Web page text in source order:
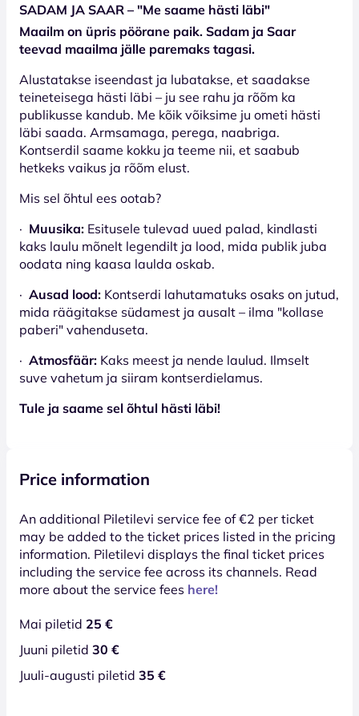
SADAM JA SAAR – "Me saame hästi läbi"
Maailm on üpris pöörane paik. Sadam ja Saar
teevad maailma jälle paremaks tagasi.
Alustatakse iseendast ja lubatakse, et saadakse
teineteisega hästi läbi – ju see rahu ja rõõm ka
publikusse kandub. Me kõik võiksime ju ometi hästi
läbi saada. Armsamaga, perega, naabriga.
Kontserdil saame kokku ja teeme nii, et saabub
hetkeks vaikus ja rõõm elust.
Mis sel õhtul ees ootab?
· Muusika: Esitusele tulevad uued palad, kindlasti
kaks laulu mõnelt legendilt ja lood, mida publik juba
oodata ning kaasa laulda oskab.
· Ausad lood: Kontserdi lahutamatuks osaks on jutud,
mida räägitakse südamest ja ausalt – ilma "kollase
paberi" vahenduseta.
· Atmosfäär: Kaks meest ja nende laulud. Ilmselt
suve vahetum ja siiram kontserdielamus.
Tule ja saame sel õhtul hästi läbi!
Price information
An additional Piletilevi service fee of €2 per ticket
may be added to the ticket prices listed in the pricing
information. Piletilevi displays the final ticket prices
including the service fee across its channels. Read
more about the service fees here!
Mai piletid 25 €
Juuni piletid 30 €
Juuli-augusti piletid 35 €